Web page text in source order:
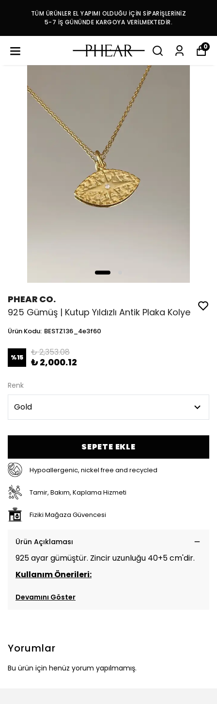
TÜM ÜRÜNLER EL YAPIMI OLDUĞU İÇİN SİPARİŞLERİNİZ
5-7 İŞ GÜNÜNDE KARGOYA VERİLMEKTEDİR.
0
PHEAR CO.
925 Gümüş | Kutup Yıldızlı Antik Plaka Kolye
Ürün Kodu: BESTZ136_4e3f60
%15 ₺ 2,353.08
₺ 2,000.12
Renk
SEPETE EKLE
Hypoallergenic, nickel free and recycled
Tamir, Bakım, Kaplama Hizmeti
Fiziki Mağaza Güvencesi
Ürün Açıklaması
925 ayar gümüştür. Zincir uzunluğu 40+5 cm'dir.
Kullanım Önerileri:
Devamını Göster
Yorumlar
Bu ürün için henüz yorum yapılmamış.